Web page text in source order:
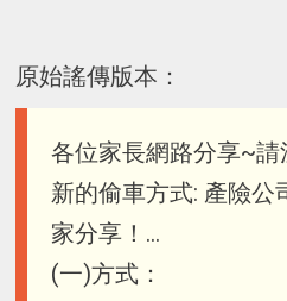
原始謠傳版本：
各位家長網路分享~請
新的偷車方式: 產險公
家分享！…
(一)方式：